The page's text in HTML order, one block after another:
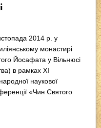
2014 р. у
монастирі
Йосафата у Вільнюсі
в рамках ХІ
наукової
«Чин Святого